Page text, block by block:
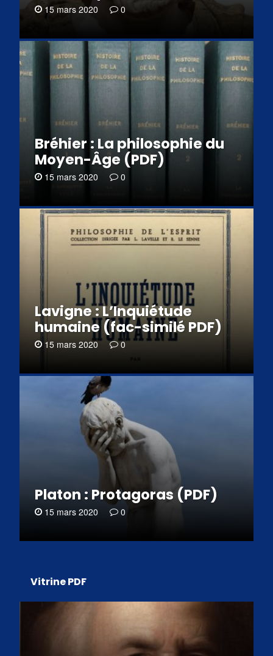
15 mars 2020 0
Bréhier : La philosophie du
Moyen-Âge (PDF)
15 mars 2020 0
Lavigne : L’Inquiétude
humaine (fac-similé PDF)
15 mars 2020 0
Platon : Protagoras (PDF)
15 mars 2020 0
Vitrine PDF